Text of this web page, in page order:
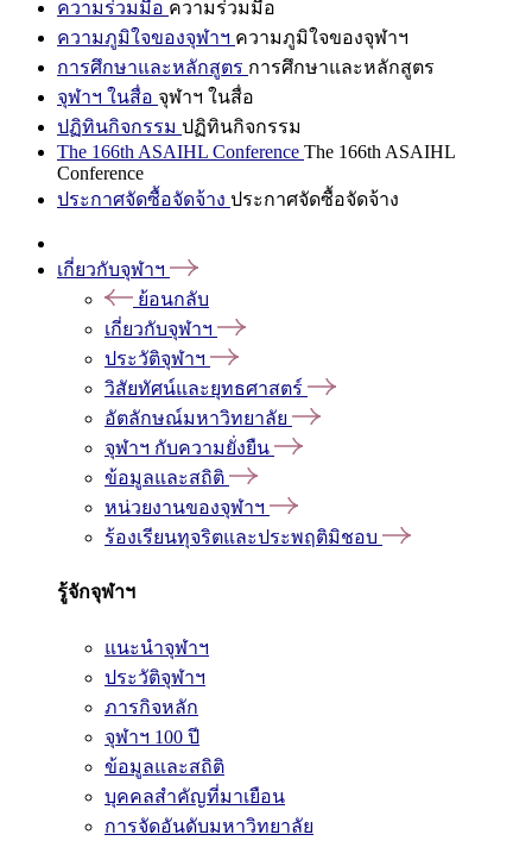
ความร่วมมือ ความร่วมมือ
ความภูมิใจของจุฬาฯ ความภูมิใจของจุฬาฯ
การศึกษาและหลักสูตร การศึกษาและหลักสูตร
จุฬาฯ ในสื่อ จุฬาฯ ในสื่อ
ปฏิทินกิจกรรม ปฏิทินกิจกรรม
The 166th ASAIHL Conference The 166th ASAIHL
Conference
ประกาศจัดซื้อจัดจ้าง ประกาศจัดซื้อจัดจ้าง
เกี่ยวกับจุฬาฯ
ย้อนกลับ
เกี่ยวกับจุฬาฯ
ประวัติจุฬาฯ
วิสัยทัศน์และยุทธศาสตร์
อัตลักษณ์มหาวิทยาลัย
จุฬาฯ กับความยั่งยืน
ข้อมูลและสถิติ
หน่วยงานของจุฬาฯ
ร้องเรียนทุจริตและประพฤติมิชอบ
รู้จักจุฬาฯ
แนะนำจุฬาฯ
ประวัติจุฬาฯ
ภารกิจหลัก
จุฬาฯ 100 ปี
ข้อมูลและสถิติ
บุคคลสำคัญที่มาเยือน
การจัดอันดับมหาวิทยาลัย